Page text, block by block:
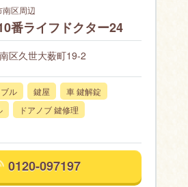
区周辺
番ライフドクター24
区久世大薮町19-2
ル 鍵屋
車 鍵解錠
ドアノブ 鍵修理
0120-097197